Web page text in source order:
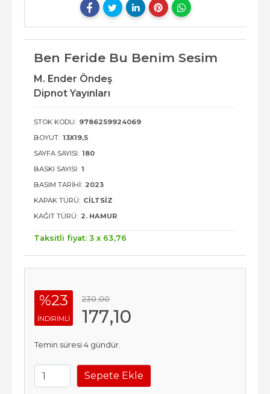
Ben Feride Bu Benim Sesim
M. Ender Öndeş
Dipnot Yayınları
STOK KODU: 9786259924069
BOYUT: 13X19,5
SAYFA SAYISI: 180
BASKI SAYISI: 1
BASIM TARIHI: 2023
KAPAK TÜRÜ: CILTSIZ
KAĞIT TÜRÜ: 2. HAMUR
Taksitli fiyat: 3 x 63,76
%23
INDIRIMLI
230,00
177,10
Temin süresi 4 gündür.
Sepete Ekle